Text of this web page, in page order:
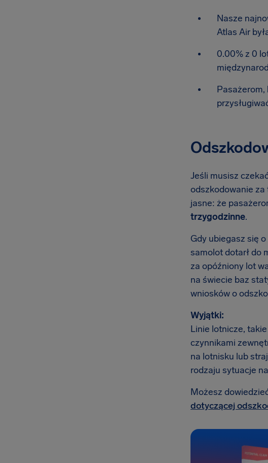
Nasze
Atlas Air
0.00% z 0
Jeśli musisz
odszkodowanie za
jasne: że
trzygodzinne.
Gdy ubiegasz się
samolot dotarł do
za opóźniony lot
na świecie baz
wniosków o
Wyjątki:
Linie lotnicze,
czynnikami
na lotnisku lub
rodzaju sytuacje
Możesz
dotyczącej